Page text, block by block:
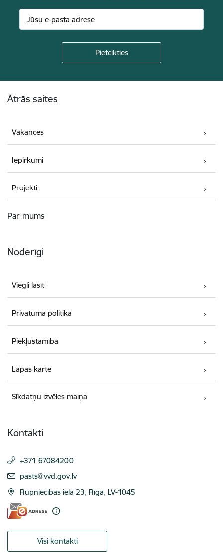
Ātrās saites
Vakances
Iepirkumi
Projekti
Par mums
Noderīgi
Viegli lasīt
Privātuma politika
Piekļūstamība
Lapas karte
Sīkdatņu izvēles maiņa
Kontakti
+371 67084200
E-pasts:
pasts@vvd.gov.lv
Rūpniecības iela 23, Rīga, LV-1045
Visi kontakti